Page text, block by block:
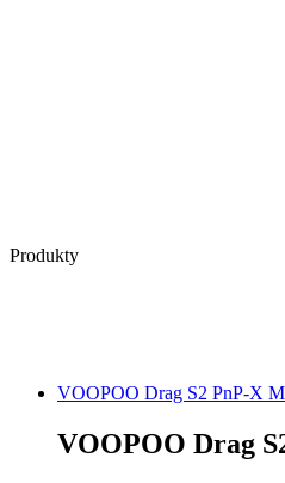
Produkty
VOOPOO Drag S2 PnP-X
VOOPOO Drag